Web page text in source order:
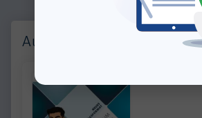
Auch interessant: